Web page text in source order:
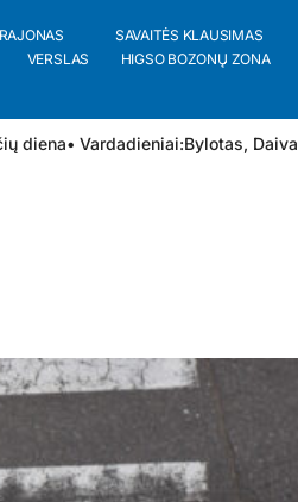
SAVAITĖS KLAUSIMAS
VERSLAS HIGSO BOZONŲ ZONA
diena• Vardadieniai:Bylotas, Daiva